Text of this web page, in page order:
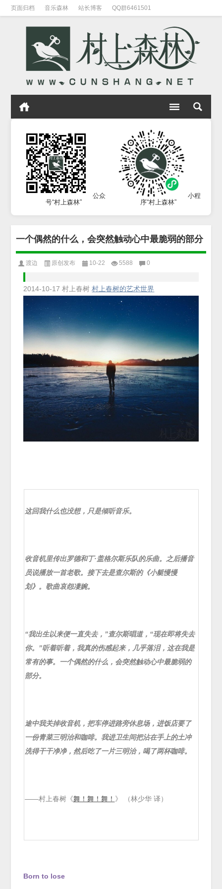
页面归档 音乐森林 站长博客 QQ群6461501
公众
号“村上森林”
小程
序“村上森林”
一个偶然的什么，会突然触动心中最脆弱的部分
渡边 原创发布 10-22 5588 0
2014-10-17 村上春树 村上春树的艺术世界
这回我什么也没想，只是倾听音乐。
收音机里传出罗德和丁·盖格尔斯乐队的乐曲。之后播音
员说播放一首老歌。接下去是查尔斯的《小艇慢慢
划》。歌曲哀怨凄婉。
“我出生以来便一直失去，”查尔斯唱道，“现在即将失去
你。”听着听着，我真的伤感起来，几乎落泪，这在我是
常有的事。一个偶然的什么，会突然触动心中最脆弱的
部分。
途中我关掉收音机，把车停进路旁休息场，进饭店要了
一份青菜三明治和咖啡。我进卫生间把沾在手上的土冲
洗得干干净净，然后吃了一片三明治，喝了两杯咖啡。
——村上春树《舞！舞！舞！ 》 （林少华 译）
Born to lose